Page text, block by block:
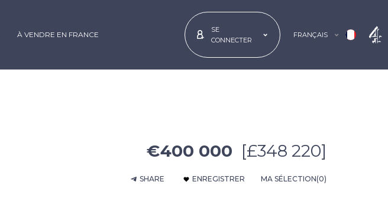
À VENDRE EN FRANCE
SE
CONNECTER
FRANÇAIS
€400 000 [£348 220]
SHARE ENREGISTRER MA SÉLECTION(0)